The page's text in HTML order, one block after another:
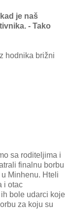
je naš
- Tako
hodnika brižni
sa roditeljima i
finalnu borbu
Minhenu. Hteli
i otac
bole udarci koje
za koju su